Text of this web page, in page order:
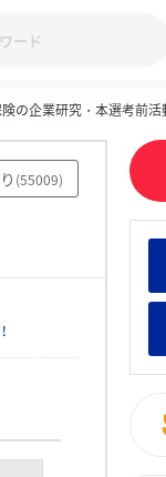
んなの新卒就職人気
28卒 IT・DX現場社員
の企業研究・本選考前活
(55009)